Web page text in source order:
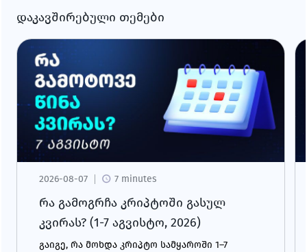
დაკავშირებული თემები
2026-08-07 7 minutes
რა გამოგრჩა კრიპტოში გასულ
კვირას? (1-7 აგვისტო, 2026)
გაიგე, რა მოხდა კრიპტო სამყაროში 1–7